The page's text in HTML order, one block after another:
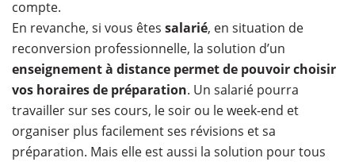
compte.
En revanche, si vous êtes salarié, en situation de
reconversion professionnelle, la solution d’un
enseignement à distance permet de pouvoir choisir
vos horaires de préparation. Un salarié pourra
travailler sur ses cours, le soir ou le week-end et
organiser plus facilement ses révisions et sa
préparation. Mais elle est aussi la solution pour tous